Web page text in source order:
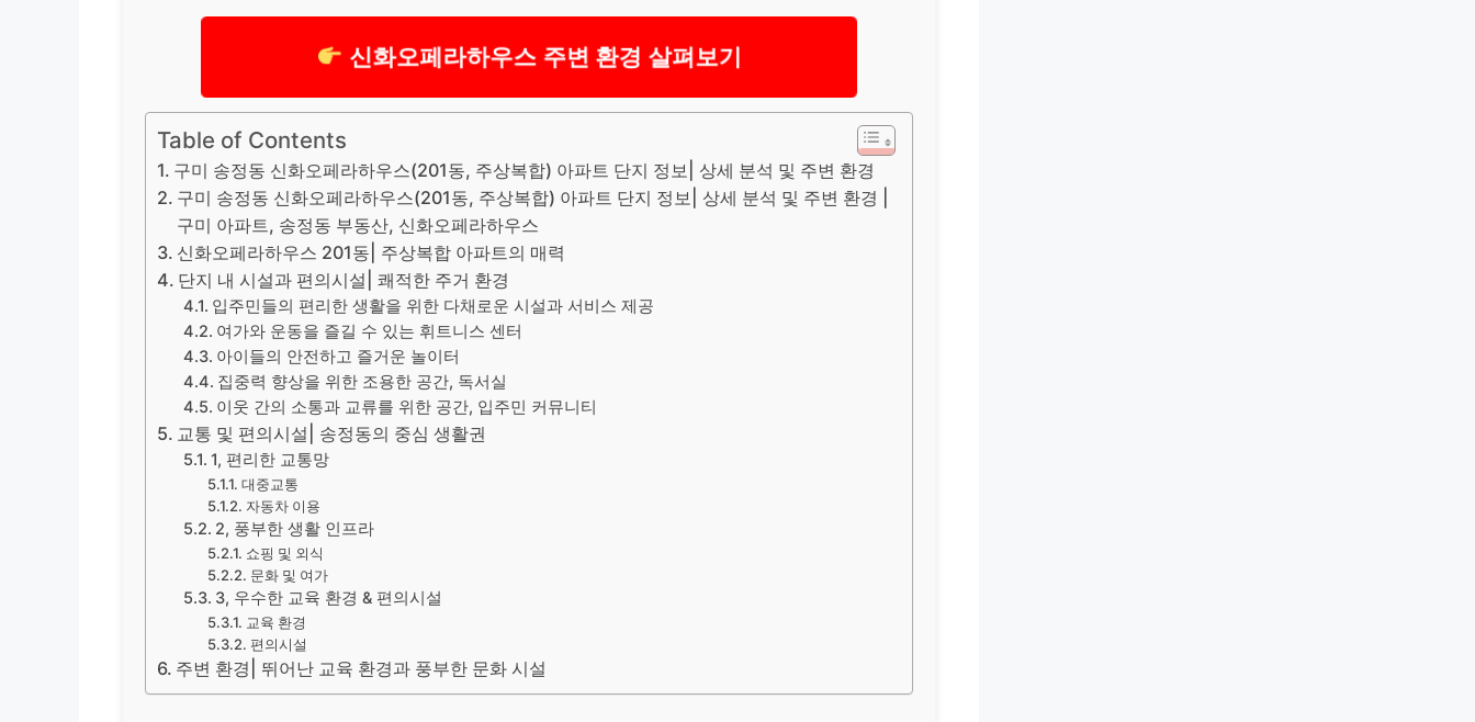
신화오페라하우스 주변 환경 살펴보기
Table of Contents
구미 송정동 신화오페라하우스(201동, 주상복합) 아파트 단지 정보| 상세 분석 및 주변 환경
구미 송정동 신화오페라하우스(201동, 주상복합) 아파트 단지 정보| 상세 분석 및 주변 환경 |
구미 아파트, 송정동 부동산, 신화오페라하우스
신화오페라하우스 201동| 주상복합 아파트의 매력
단지 내 시설과 편의시설| 쾌적한 주거 환경
입주민들의 편리한 생활을 위한 다채로운 시설과 서비스 제공
여가와 운동을 즐길 수 있는 휘트니스 센터
아이들의 안전하고 즐거운 놀이터
집중력 향상을 위한 조용한 공간, 독서실
이웃 간의 소통과 교류를 위한 공간, 입주민 커뮤니티
교통 및 편의시설| 송정동의 중심 생활권
1, 편리한 교통망
대중교통
자동차 이용
2, 풍부한 생활 인프라
쇼핑 및 외식
문화 및 여가
3, 우수한 교육 환경 & 편의시설
교육 환경
편의시설
주변 환경| 뛰어난 교육 환경과 풍부한 문화 시설